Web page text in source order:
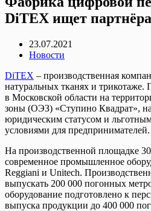
DiTEX ищет
23.07.2021
Новости
DiTEX – производственная
натуральных тканях и трикотаже.
в Московской области на
зоны (ОЭЗ) «Ступино Квадрат»,
юридическим статусом и
условиями для предпринимателей.
На производственной площадке
современное промышленное
Reggiani и Unitech.
выпускать 200 000 погонных
оборудование подготовлено к
выпуска продукции до 400 000